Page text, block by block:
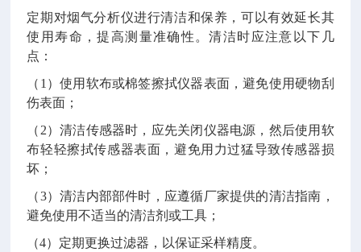
定期对烟气分析仪进行清洁和保养，可以有效延长其
使用寿命，提高测量准确性。清洁时应注意以下几
点：
（1）使用软布或棉签擦拭仪器表面，避免使用硬物刮
伤表面；
（2）清洁传感器时，应先关闭仪器电源，然后使用软
布轻轻擦拭传感器表面，避免用力过猛导致传感器损
坏；
（3）清洁内部部件时，应遵循厂家提供的清洁指南，
避免使用不适当的清洁剂或工具；
（4）定期更换过滤器，以保证采样精度。